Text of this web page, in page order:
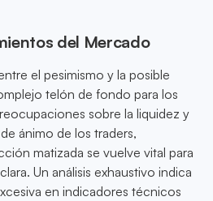
del Mercado
el pesimismo y la posible
telón de fondo para los
sobre la liquidez y
ánimo de los traders,
matizada se vuelve vital para
Un análisis exhaustivo indica
en indicadores técnicos